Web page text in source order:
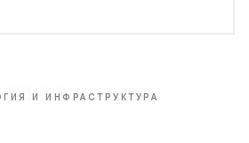
И ИНФРАСТРУКТУРА